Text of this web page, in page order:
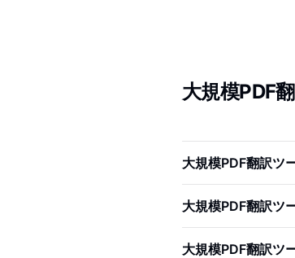
大規模PDF
大規模PDF翻訳ツ
大規模PDF翻訳ツ
大規模PDF翻訳ツ